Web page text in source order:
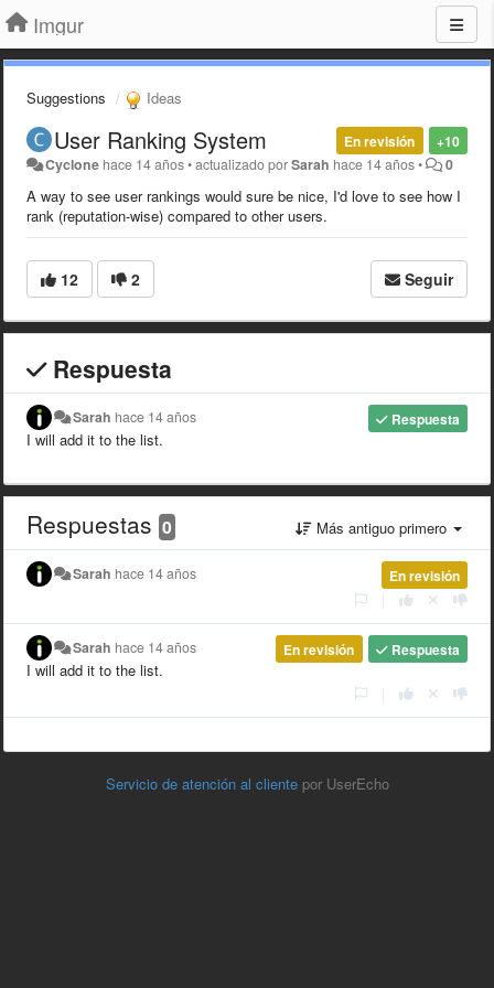
Imgur
Suggestions Ideas
+10
En revisión
User Ranking System
Cyclone hace 14 años•actualizado porSarah hace 14 años• 0
A way to see user rankings would sure be nice, I'd love to see how I
rank (reputation-wise) compared to other users.
12 2 Seguir
Respuesta
Respuesta
Sarah hace 14 años
I will add it to the list.
Respuestas 0 Más antiguo primero
En revisión
Sarah hace 14 años
Respuesta
En revisión
Sarah hace 14 años
I will add it to the list.
Servicio de atención al cliente por UserEcho